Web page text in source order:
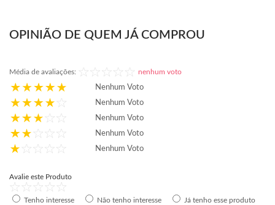
OPINIÃO DE QUEM JÁ COMPROU
Média de avaliações: nenhum voto
Nenhum Voto
Nenhum Voto
Nenhum Voto
Nenhum Voto
Nenhum Voto
Avalie este Produto
Tenho interesse Não tenho interesse Já tenho esse produto